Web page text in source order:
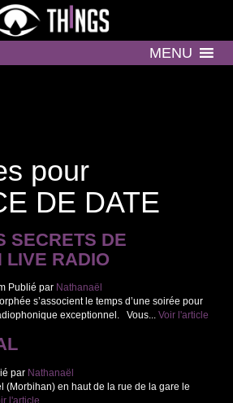
MENU
pour
DE DATE
SECRETS DE
LIVE RADIO
Publié par Nathanaël
s’associent le temps d’une soirée pour
exceptionnel. Vous... Voir l'article
par Nathanaël
(Morbihan) en haut de la rue de la gare le
l'article